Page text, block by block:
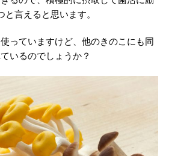
言えると思います。
っていますけど、他のきのこにも同
いるのでしょうか？